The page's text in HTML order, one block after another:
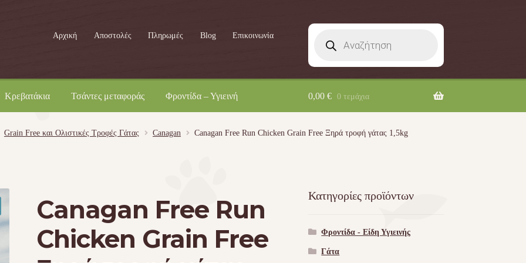
Αρχική Αποστολές Πληρωμές Blog Επικοινωνία
search
Κρεβατάκια Τσάντες μεταφοράς Φροντίδα – Υγιεινή 0,00 € 0 τεμάχια
Grain Free και Ολιστικές Τροφές Γάτας Canagan Canagan Free Run Chicken Grain Free Ξηρά τροφή γάτας 1,5kg
Canagan Free Run
Chicken Grain Free
Κατηγορίες προϊόντων
Φροντίδα - Είδη Υγιεινής
Γάτα